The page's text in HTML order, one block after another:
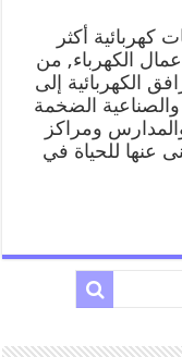
أكثر
الكهرباء, من
الكهربائية إلى
والصناعية الضخمة
ومراكز
عنها للحياة في